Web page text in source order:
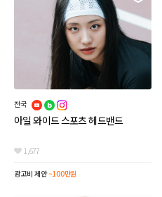
전국
아일 와이드 스포츠 헤드밴드
1,677
광고비 제안~100만원